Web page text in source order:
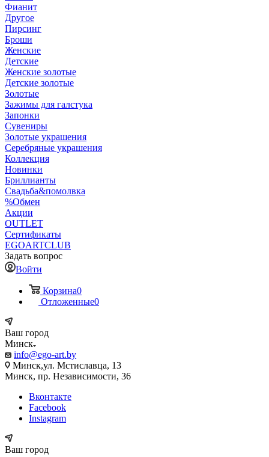
Фианит
Другое
Пирсинг
Броши
Женские
Детские
Женские золотые
Детские золотые
Золотые
Зажимы для галстука
Запонки
Сувениры
Золотые украшения
Серебряные украшения
Коллекция
Новинки
Бриллианты
Свадьба&помолвка
%Обмен
Акции
OUTLET
Сертификаты
EGOARTCLUB
Задать вопрос
Войти
Корзина0
Отложенные0
Ваш город
Минск
info@ego-art.by
Минск,ул. Мстиславца, 13
Минск, пр. Независимости, 36
Вконтакте
Facebook
Instagram
Ваш город